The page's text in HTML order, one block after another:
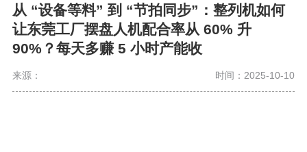
从 “设备等料” 到 “节拍同步”：整列机如何
让东莞工厂摆盘人机配合率从 60% 升
90%？每天多赚 5 小时产能收
来源： 时间：2025-10-10